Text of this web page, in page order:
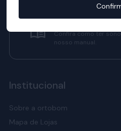
Confira como ter
nosso manual.
Institucional
Sobre a ortobom
Mapa de Lojas